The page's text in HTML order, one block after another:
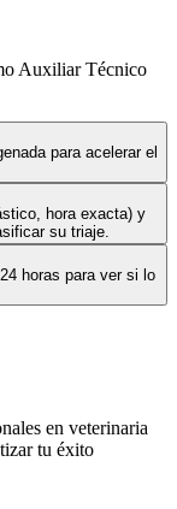
Auxiliar Técnico
para acelerar el
hora exacta) y
su triaje.
horas para ver si lo
en veterinaria
tu éxito